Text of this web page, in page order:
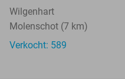
Wilgenhart
Molenschot (7 km)
Verkocht: 589